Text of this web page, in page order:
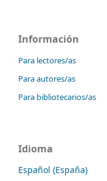
Información
Para lectores/as
Para autores/as
Para bibliotecarios/as
Idioma
Español (España)